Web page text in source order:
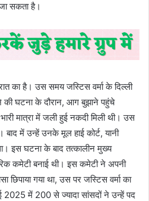
सकता है।
का है। उस समय जस्टिस वर्मा के दिल्ली
घटना के दौरान, आग बुझाने पहुंचे
मात्रा में जली हुई नकदी मिली थी। उस
में उन्हें उनके मूल हाई कोर्ट, यानी
इस घटना के बाद तत्कालीन मुख्य
कमेटी बनाई थी। इस कमेटी ने अपनी
छिपाया गया था, उस पर जस्टिस वर्मा का
2025 में 200 से ज्यादा सांसदों ने उन्हें पद